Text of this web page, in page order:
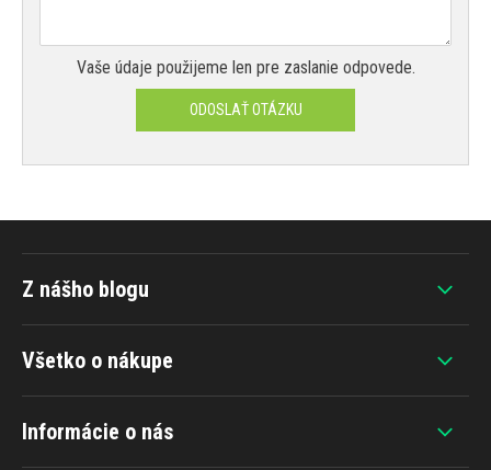
Vaše údaje použijeme len pre zaslanie odpovede.
ODOSLAŤ OTÁZKU
Všetko o nákupe
Informácie o nás
Z nášho blogu